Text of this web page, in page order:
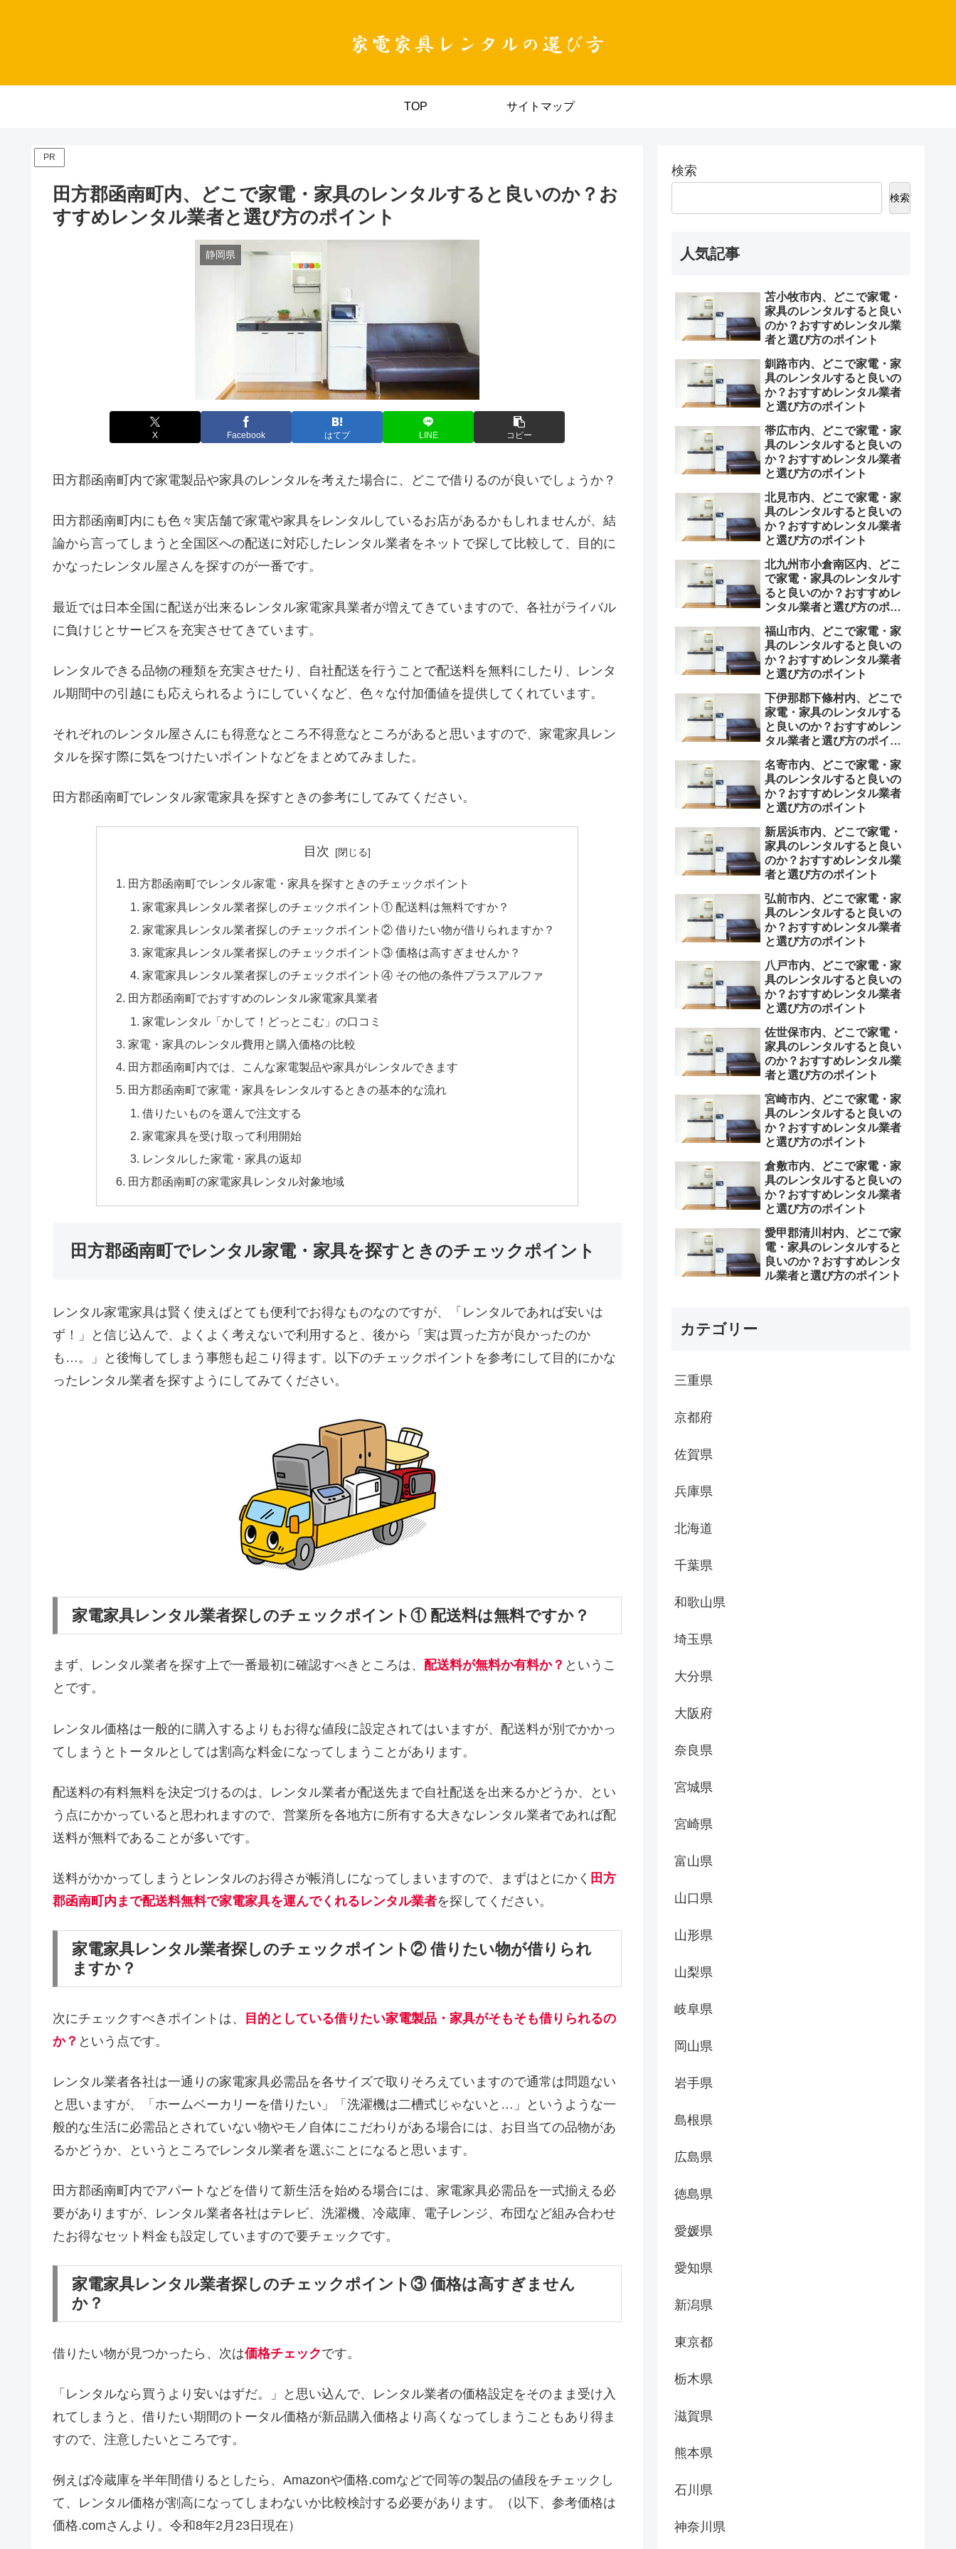
TOP サイトマップ
PR
田方郡函南町内、どこで家電・家具のレンタルすると良いのか？お
すすめレンタル業者と選び方のポイント
静岡県
X Facebook はてブ LINE コピー
田方郡函南町内で家電製品や家具のレンタルを考えた場合に、どこで借りるのが良いでしょうか？
田方郡函南町内にも色々実店舗で家電や家具をレンタルしているお店があるかもしれませんが、結
論から言ってしまうと全国区への配送に対応したレンタル業者をネットで探して比較して、目的に
かなったレンタル屋さんを探すのが一番です。
最近では日本全国に配送が出来るレンタル家電家具業者が増えてきていますので、各社がライバル
に負けじとサービスを充実させてきています。
レンタルできる品物の種類を充実させたり、自社配送を行うことで配送料を無料にしたり、レンタ
ル期間中の引越にも応えられるようにしていくなど、色々な付加価値を提供してくれています。
それぞれのレンタル屋さんにも得意なところ不得意なところがあると思いますので、家電家具レン
タルを探す際に気をつけたいポイントなどをまとめてみました。
田方郡函南町でレンタル家電家具を探すときの参考にしてみてください。
目次
田方郡函南町でレンタル家電・家具を探すときのチェックポイント
家電家具レンタル業者探しのチェックポイント① 配送料は無料ですか？
家電家具レンタル業者探しのチェックポイント② 借りたい物が借りられますか？
家電家具レンタル業者探しのチェックポイント③ 価格は高すぎませんか？
家電家具レンタル業者探しのチェックポイント④ その他の条件プラスアルファ
田方郡函南町でおすすめのレンタル家電家具業者
家電レンタル「かして！どっとこむ」の口コミ
家電・家具のレンタル費用と購入価格の比較
田方郡函南町内では、こんな家電製品や家具がレンタルできます
田方郡函南町で家電・家具をレンタルするときの基本的な流れ
借りたいものを選んで注文する
家電家具を受け取って利用開始
レンタルした家電・家具の返却
田方郡函南町の家電家具レンタル対象地域
田方郡函南町でレンタル家電・家具を探すときのチェックポイント
レンタル家電家具は賢く使えばとても便利でお得なものなのですが、「レンタルであれば安いは
ず！」と信じ込んで、よくよく考えないで利用すると、後から「実は買った方が良かったのか
も…。」と後悔してしまう事態も起こり得ます。以下のチェックポイントを参考にして目的にかな
ったレンタル業者を探すようにしてみてください。
家電家具レンタル業者探しのチェックポイント① 配送料は無料ですか？
まず、レンタル業者を探す上で一番最初に確認すべきところは、 配送料が無料か有料か？ というこ
とです。
レンタル価格は一般的に購入するよりもお得な値段に設定されてはいますが、配送料が別でかかっ
てしまうとトータルとしては割高な料金になってしまうことがあります。
配送料の有料無料を決定づけるのは、レンタル業者が配送先まで自社配送を出来るかどうか、とい
う点にかかっていると思われますので、営業所を各地方に所有する大きなレンタル業者であれば配
送料が無料であることが多いです。
送料がかかってしまうとレンタルのお得さが帳消しになってしまいますので、まずはとにかく 田方
郡函南町内まで配送料無料で家電家具を運んでくれるレンタル業者を探してください。
家電家具レンタル業者探しのチェックポイント② 借りたい物が借りられ
ますか？
次にチェックすべきポイントは、
目的としている借りたい家電製品・家具がそもそも借りられるの
か？ という点です。
レンタル業者各社は一通りの家電家具必需品を各サイズで取りそろえていますので通常は問題ない
と思いますが、「ホームベーカリーを借りたい」「洗濯機は二槽式じゃないと…」というような一
般的な生活に必需品とされていない物やモノ自体にこだわりがある場合には、お目当ての品物があ
るかどうか、というところでレンタル業者を選ぶことになると思います。
田方郡函南町内でアパートなどを借りて新生活を始める場合には、家電家具必需品を一式揃える必
要がありますが、レンタル業者各社はテレビ、洗濯機、冷蔵庫、電子レンジ、布団など組み合わせ
たお得なセット料金も設定していますので要チェックです。
家電家具レンタル業者探しのチェックポイント③ 価格は高すぎません
か？
借りたい物が見つかったら、次は価格チェックです。
「レンタルなら買うより安いはずだ。」と思い込んで、レンタル業者の価格設定をそのまま受け入
れてしまうと、借りたい期間のトータル価格が新品購入価格より高くなってしまうこともあり得ま
すので、注意したいところです。
例えば冷蔵庫を半年間借りるとしたら、Amazonや価格.comなどで同等の製品の値段をチェックし
て、レンタル価格が割高になってしまわないか比較検討する必要があります。（以下、参考価格は
価格.comさんより。令和8年2月23日現在）
検索
検索
人気記事
苫小牧市内、どこで家電・
家具のレンタルすると良い
のか？おすすめレンタル業
者と選び方のポイント
釧路市内、どこで家電・家
具のレンタルすると良いの
か？おすすめレンタル業者
と選び方のポイント
帯広市内、どこで家電・家
具のレンタルすると良いの
か？おすすめレンタル業者
と選び方のポイント
北見市内、どこで家電・家
具のレンタルすると良いの
か？おすすめレンタル業者
と選び方のポイント
北九州市小倉南区内、どこ
で家電・家具のレンタルす
ると良いのか？おすすめレ
ンタル業者と選び方のポイ
福山市内、どこで家電・家
具のレンタルすると良いの
か？おすすめレンタル業者
と選び方のポイント
下伊那郡下條村内、どこで
家電・家具のレンタルする
と良いのか？おすすめレン
タル業者と選び方のポイン
名寄市内、どこで家電・家
具のレンタルすると良いの
か？おすすめレンタル業者
と選び方のポイント
新居浜市内、どこで家電・
家具のレンタルすると良い
のか？おすすめレンタル業
者と選び方のポイント
弘前市内、どこで家電・家
具のレンタルすると良いの
か？おすすめレンタル業者
と選び方のポイント
八戸市内、どこで家電・家
具のレンタルすると良いの
か？おすすめレンタル業者
と選び方のポイント
佐世保市内、どこで家電・
家具のレンタルすると良い
のか？おすすめレンタル業
者と選び方のポイント
宮崎市内、どこで家電・家
具のレンタルすると良いの
か？おすすめレンタル業者
と選び方のポイント
倉敷市内、どこで家電・家
具のレンタルすると良いの
か？おすすめレンタル業者
と選び方のポイント
愛甲郡清川村内、どこで家
電・家具のレンタルすると
良いのか？おすすめレンタ
ル業者と選び方のポイント
カテゴリー
三重県
京都府
佐賀県
兵庫県
北海道
千葉県
和歌山県
埼玉県
大分県
大阪府
奈良県
宮城県
宮崎県
富山県
山口県
山形県
山梨県
岐阜県
岡山県
岩手県
島根県
広島県
徳島県
愛媛県
愛知県
新潟県
東京都
栃木県
滋賀県
熊本県
石川県
神奈川県